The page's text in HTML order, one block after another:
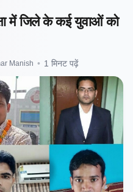
में जिले के कई युवाओं को
Manish • 1 मिनट पढ़ें